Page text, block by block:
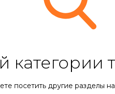
категории
посетить другие разделы